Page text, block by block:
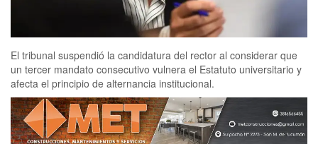
El tribunal suspendió la candidatura del rector al considerar que
un tercer mandato consecutivo vulnera el Estatuto universitario y
afecta el principio de alternancia institucional.